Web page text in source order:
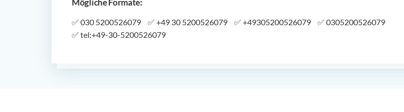
✅ 030 5200526079 ✅ +49 30 5200526079 ✅ +49305200526079 ✅ 0305200526079
✅ tel:+49-30-5200526079